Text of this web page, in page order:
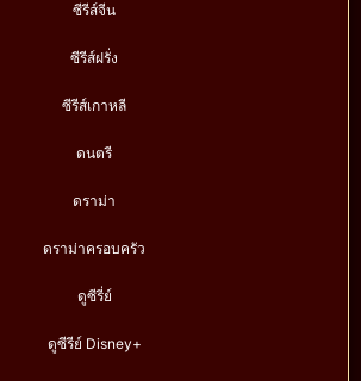
ซีรีส์จีน
ซีรีส์ฝรั่ง
ซีรีส์เกาหลี
ดนตรี
ดราม่า
ดราม่าครอบครัว
ดูซีรี่ย์
ดูซีรีย์ Disney+